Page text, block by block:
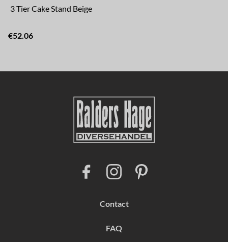
3 Tier Cake Stand Beige
€52.06
Contact
FAQ
I
n
g
a
m